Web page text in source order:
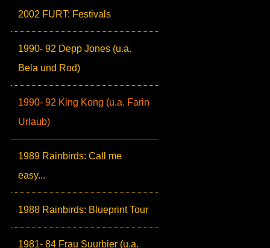
2002 FURT: Festivals
1990- 92 Depp Jones (u.a.
Bela und Rod)
1990- 92 King Kong (u.a. Farin
Urlaub)
1989 Rainbirds: Call me
easy...
1988 Rainbirds: Blueprint Tour
1981- 84 Frau Suurbier (u.a.